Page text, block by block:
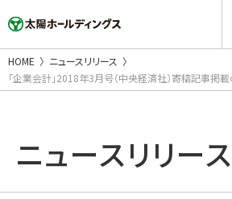
HOME
ニュースリリース
「企業会計」2018年3月号（中央経済社）寄稿記事掲
ニュースリリース